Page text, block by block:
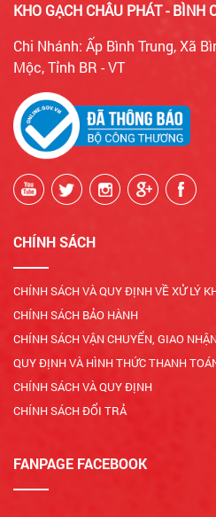
KHO GẠCH CHÂU PHÁT - BÌNH
Chi Nhánh: Ấp Bình Trung, Xã
Mộc, Tỉnh BR - VT
CHÍNH SÁCH
CHÍNH SÁCH VÀ QUY ĐỊNH VỀ XỬ LÝ
CHÍNH SÁCH BẢO HÀNH
CHÍNH SÁCH VẬN CHUYỂN, GIAO
QUY ĐỊNH VÀ HÌNH THỨC THANH
CHÍNH SÁCH VÀ QUY ĐỊNH
CHÍNH SÁCH ĐỔI TRẢ
FANPAGE FACEBOOK